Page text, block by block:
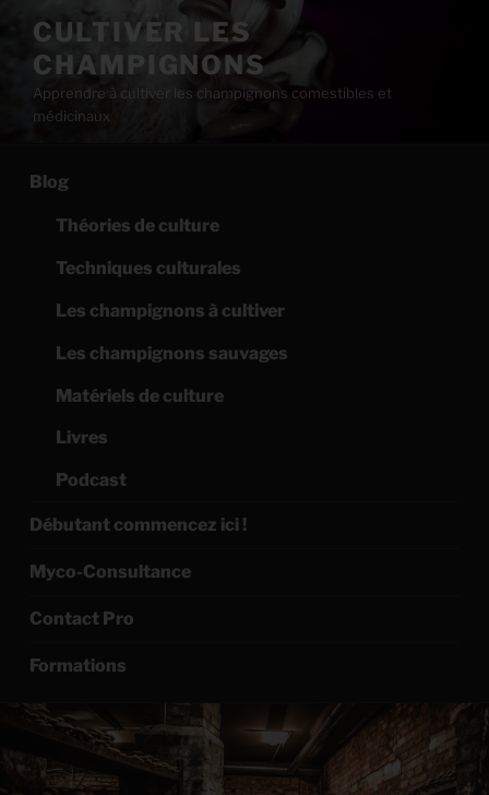
contenu
principal
CULTIVER LES
CHAMPIGNONS
Apprendre à cultiver les champignons comestibles et
médicinaux
Blog
Théories de culture
Techniques culturales
Les champignons à cultiver
Les champignons sauvages
Matériels de culture
Livres
Podcast
Débutant commencez ici !
Myco-Consultance
Contact Pro
Formations